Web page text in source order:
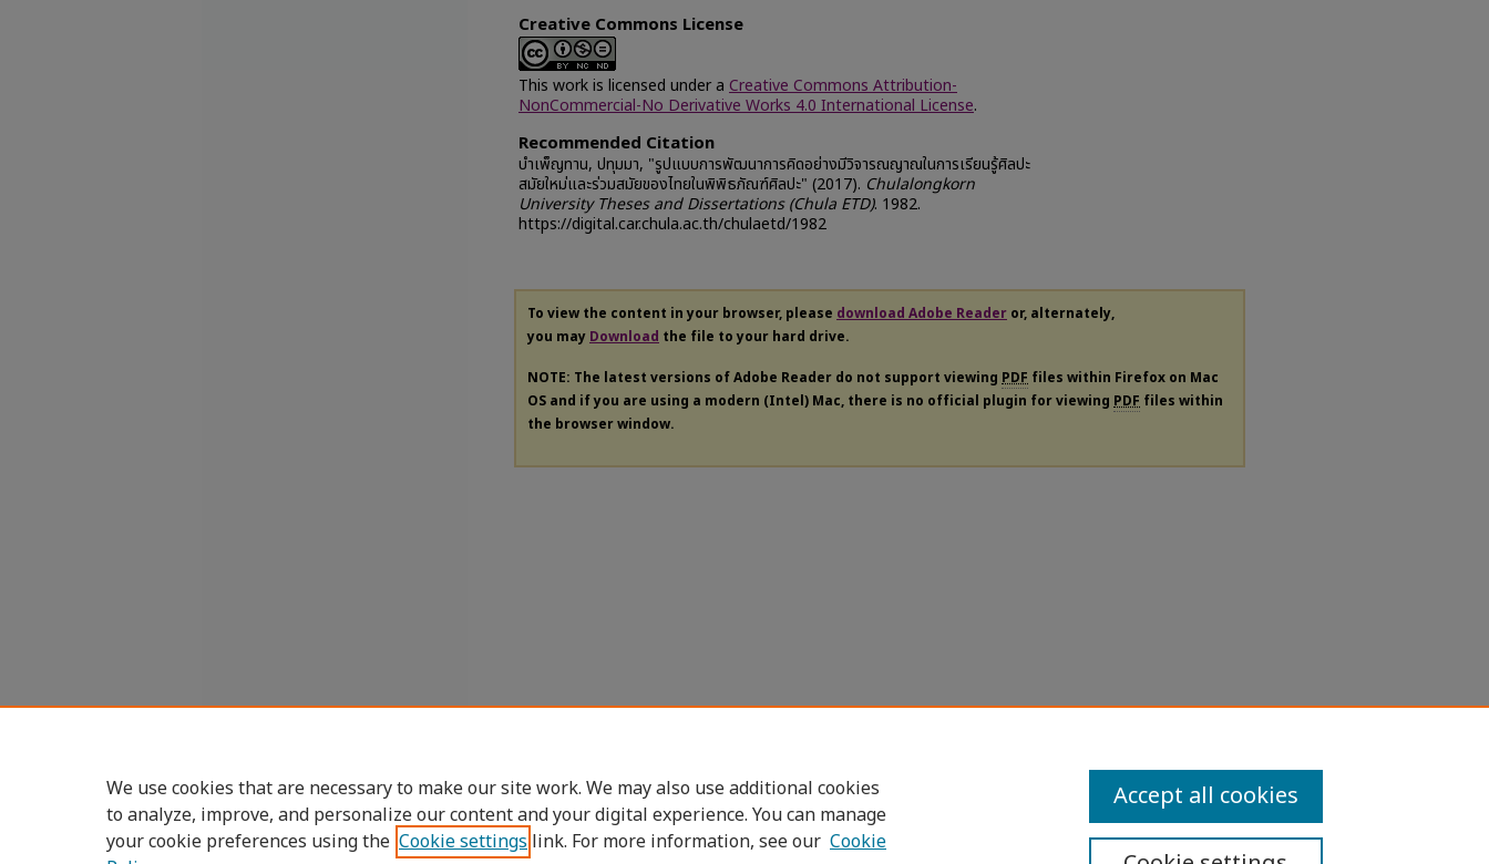
Creative Commons License
This work is licensed under a Creative Commons Attribution-
NonCommercial-No Derivative Works 4.0 International License.
Recommended Citation
บำเพ็ญทาน, ปทุมมา, "รูปแบบการพัฒนาการคิดอย่างมีวิจารณญาณในการเรียนรู้ศิลปะ
สมัยใหม่และร่วมสมัยของไทยในพิพิธภัณฑ์ศิลปะ" (2017). Chulalongkorn
University Theses and Dissertations (Chula ETD). 1982.
https://digital.car.chula.ac.th/chulaetd/1982
To view the content in your browser, please download Adobe Reader or, alternately,
you may Download the file to your hard drive.
NOTE: The latest versions of Adobe Reader do not support viewing PDF files within Firefox on Mac
OS and if you are using a modern (Intel) Mac, there is no official plugin for viewing PDF files within
the browser window.
We use cookies that are necessary to make our site work. We may also use additional cookies
to analyze, improve, and personalize our content and your digital experience. You can manage
your cookie preferences using the Cookie settings link. For more information, see our Cookie
Accept all cookies